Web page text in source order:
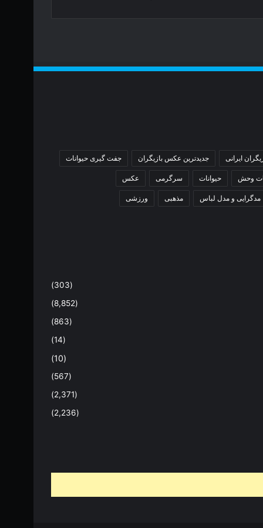
ایرانی جدیدترین عکس بازیگران جفت گیری حیوانات
وحش حیوانات سرگرمی عکس
مدگرایی و مدل لباس مذهبی ورزشی
(303)
(8,852)
(863)
(14)
(10)
(567)
(2,371)
(2,236)